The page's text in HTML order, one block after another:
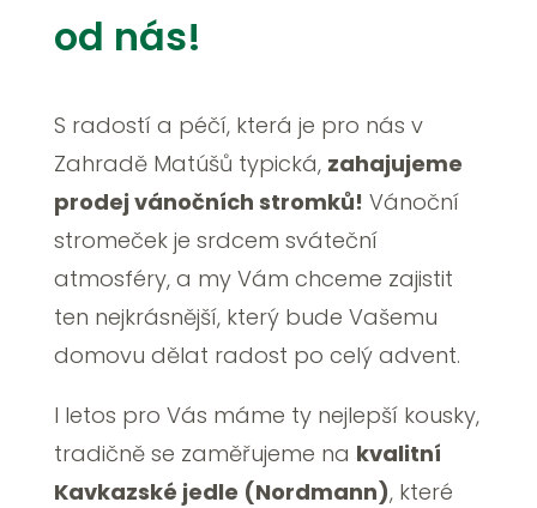
od nás!
S radostí a péčí, která je pro nás v
Zahradě Matúšů typická, zahajujeme
prodej vánočních stromků! Vánoční
stromeček je srdcem sváteční
atmosféry, a my Vám chceme zajistit
ten nejkrásnější, který bude Vašemu
domovu dělat radost po celý advent.
I letos pro Vás máme ty nejlepší kousky,
tradičně se zaměřujeme na kvalitní
Kavkazské jedle (Nordmann), které